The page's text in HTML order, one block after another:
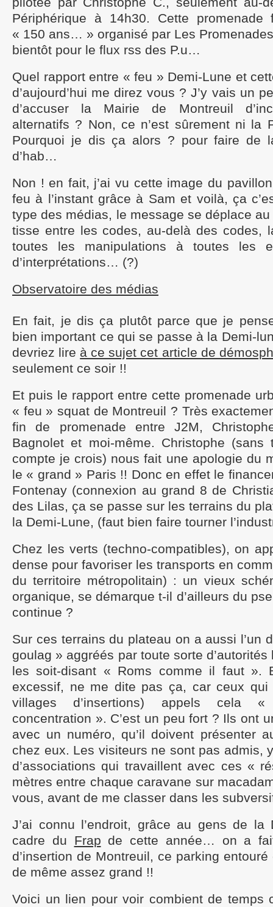
Périphérique à 14h30. Cette
« 150 ans… » organisé par Les
bientôt pour le flux rss des P.u…
Quel rapport entre « feu » Demi-Lune et
d’aujourd’hui me direz vous ? J’y vais un
d’accuser la Mairie de Montreuil
alternatifs ? Non, ce n’est sûrement ni la
Pourquoi je dis ça alors ? pour faire de
d’hab…
Non ! en fait, j’ai vu cette image du
feu à l’instant grâce à Sam et voilà, ça
type des médias, le message se déplace
tisse entre les codes, au-delà des codes,
toutes les manipulations à toutes les
d’interprétations… (?)
Observatoire des médias
En fait, je dis ça plutôt parce que je
bien important ce qui se passe à la Demi-
devriez lire à ce sujet cet article de
seulement ce soir !!
Et puis le rapport entre cette promenade
« feu » squat de Montreuil ? Très
fin de promenade entre J2M,
Bagnolet et moi-même. Christophe
compte je crois) nous fait une apologie du
le « grand » Paris !! Donc en effet le
Fontenay (connexion au grand 8 de
des Lilas, ça se passe sur les terrains du
la Demi-Lune, (faut bien faire tourner
Chez les verts (techno-compatibles), on
dense pour favoriser les transports en
du territoire métropolitain) : un vieux
organique, se démarque t-il d’ailleurs du
continue ?
Sur ces terrains du plateau on a aussi l’un
goulag » aggréés par toute sorte
les soit-disant « Roms comme il faut ».
excessif, ne me dite pas ça, car ceux
villages d’insertions) appels cela
concentration ». C’est un peu fort ? Ils ont
avec un numéro, qu’il doivent présenter
chez eux. Les visiteurs ne sont pas admis,
d’associations qui travaillent avec ces «
mètres entre chaque caravane sur
vous, avant de me classer dans les
J’ai connu l’endroit, grâce au gens de la
cadre du Frap de cette année… on a
d’insertion de Montreuil, ce parking
de même assez grand !!
Voici un lien pour voir combient de temps